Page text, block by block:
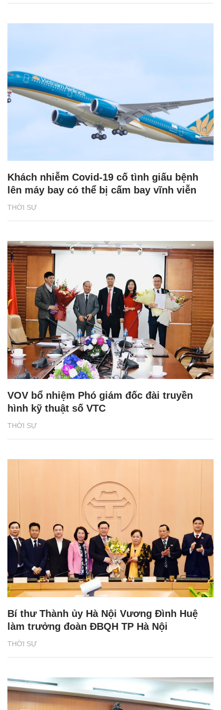
THỜI SỰ
Khách nhiễm Covid-19 cố tình giấu bệnh
lên máy bay có thể bị cấm bay vĩnh viễn
THỜI SỰ
VOV bổ nhiệm Phó giám đốc đài truyền
hình kỹ thuật số VTC
THỜI SỰ
Bí thư Thành ủy Hà Nội Vương Đình Huệ
làm trưởng đoàn ĐBQH TP Hà Nội